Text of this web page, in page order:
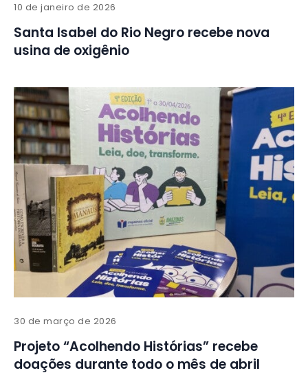
10 de janeiro de 2026
Santa Isabel do Rio Negro recebe nova
usina de oxigênio
30 de março de 2026
Projeto “Acolhendo Histórias” recebe
doações durante todo o mês de abril